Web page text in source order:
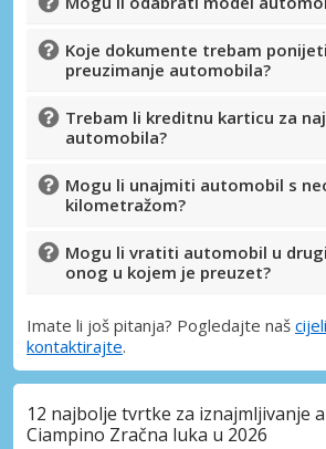
Koje dokumente trebam
preuzimanje automobila?
Trebam li kreditnu karticu za
automobila?
Mogu li unajmiti automobil s
kilometražom?
Mogu li vratiti automobil u
onog u kojem je preuzet?
Imate li još pitanja? Pogledajte naš
kontaktirajte.
12 najbolje tvrtke za iznajmljivanje
Ciampino Zračna luka u 2026